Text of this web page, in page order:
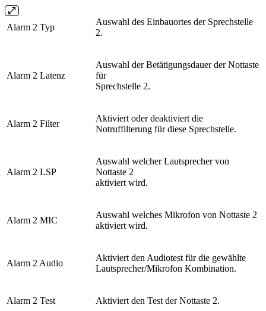
Alarm 2 Typ
Auswahl des Einbauortes der Sprechstelle
2.
Alarm 2 Latenz
Auswahl der Betätigungsdauer der Nottaste
für
Sprechstelle 2.
Alarm 2 Filter
Aktiviert oder deaktiviert die
Notruffilterung für diese Sprechstelle.
Alarm 2 LSP
Auswahl welcher Lautsprecher von
Nottaste 2
aktiviert wird.
Alarm 2 MIC
Auswahl welches Mikrofon von Nottaste 2
aktiviert wird.
Alarm 2 Audio
Aktiviert den Audiotest für die gewählte
Lautsprecher/Mikrofon Kombination.
Alarm 2 Test Aktiviert den Test der Nottaste 2.